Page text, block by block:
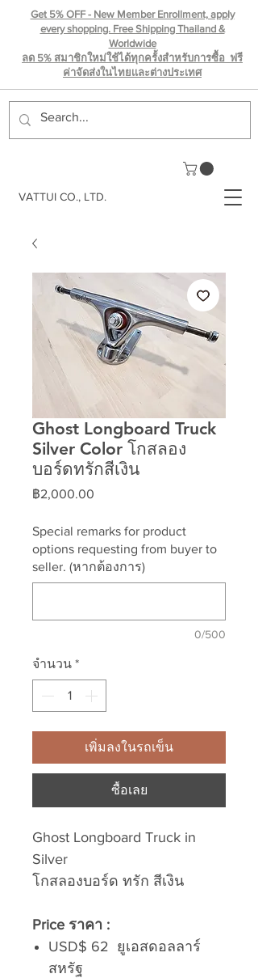
VATTUI CO., LTD.
Get 5% OFF - New Member Enrollment, apply
every shopping. Free Shipping Thailand &
Worldwide
ลด 5% สมาชิกใหม่ใช้ได้ทุกครั้งสำหรับการซื้อ ฟรี
ค่าจัดส่งในไทยเเละต่างประเทศ
Ghost Longboard Truck
Silver Color โกสลอง
บอร์ดทรักสีเงิน
฿2,000.00
Special remarks for product
options requesting from buyer to
seller. (หากต้องการ)
0/500
จำนวน *
เพิ่มลงในรถเข็น
ซื้อเลย
Ghost Longboard Truck in
Silver
โกสลองบอร์ด ทรัก สีเงิน
Price ราคา :
USD$ 62 ยูเอสดอลลาร์
สหรัฐ